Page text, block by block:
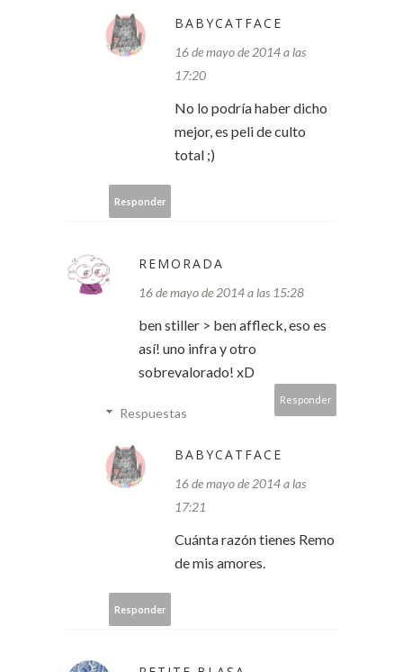
BABYCATFACE
16 de mayo de 2014 a las
17:20
No lo podría haber dicho
mejor, es peli de culto
total ;)
Responder
REMORADA
16 de mayo de 2014 a las 15:28
ben stiller > ben affleck, eso es
así! uno infra y otro
sobrevalorado! xD
Responder
Respuestas
BABYCATFACE
16 de mayo de 2014 a las
17:21
Cuánta razón tienes Remo
de mis amores.
Responder